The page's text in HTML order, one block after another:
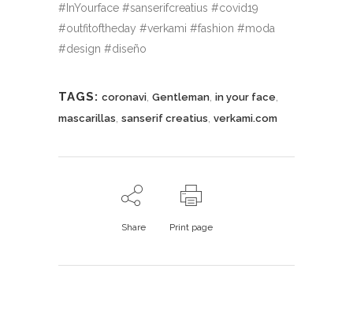
#InYourface #sanserifcreatius #covid19
#outfitoftheday #verkami #fashion #moda
#design #diseño
TAGS: coronavi Gentleman in your face
mascarillas sanserif creatius verkami.com
Share Print page